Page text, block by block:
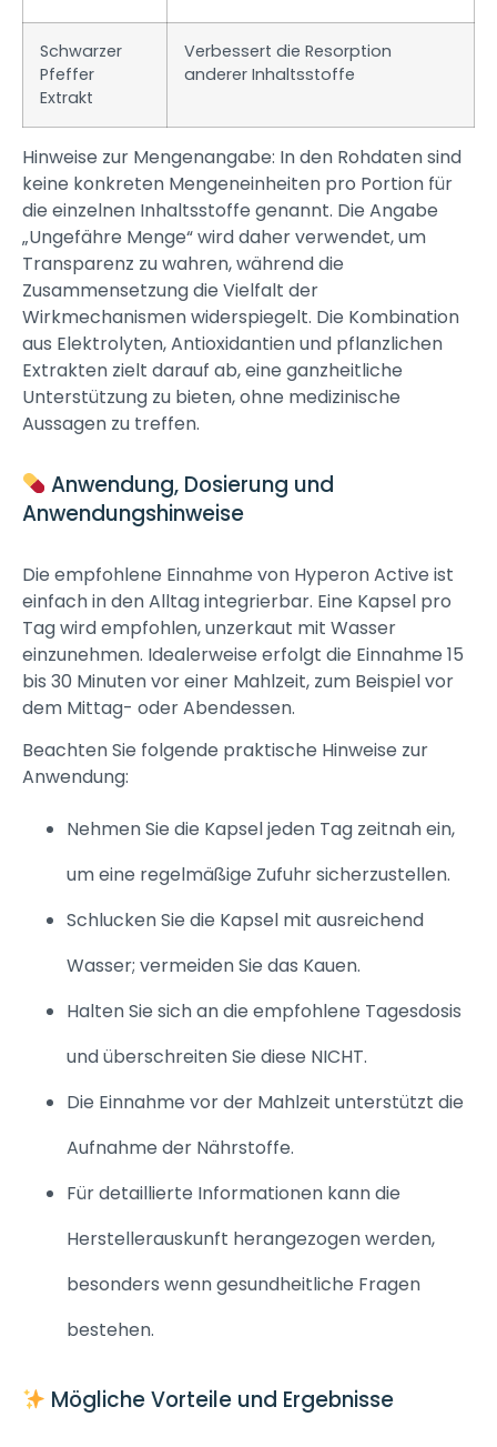
Schwarzer
Pfeffer
Extrakt
Verbessert die Resorption
anderer Inhaltsstoffe
Hinweise zur Mengenangabe: In den Rohdaten sind
keine konkreten Mengeneinheiten pro Portion für
die einzelnen Inhaltsstoffe genannt. Die Angabe
„Ungefähre Menge“ wird daher verwendet, um
Transparenz zu wahren, während die
Zusammensetzung die Vielfalt der
Wirkmechanismen widerspiegelt. Die Kombination
aus Elektrolyten, Antioxidantien und pflanzlichen
Extrakten zielt darauf ab, eine ganzheitliche
Unterstützung zu bieten, ohne medizinische
Aussagen zu treffen.
Anwendung, Dosierung und
Anwendungshinweise
Die empfohlene Einnahme von Hyperon Active ist
einfach in den Alltag integrierbar. Eine Kapsel pro
Tag wird empfohlen, unzerkaut mit Wasser
einzunehmen. Idealerweise erfolgt die Einnahme 15
bis 30 Minuten vor einer Mahlzeit, zum Beispiel vor
dem Mittag- oder Abendessen.
Beachten Sie folgende praktische Hinweise zur
Anwendung:
Nehmen Sie die Kapsel jeden Tag zeitnah ein,
um eine regelmäßige Zufuhr sicherzustellen.
Schlucken Sie die Kapsel mit ausreichend
Wasser; vermeiden Sie das Kauen.
Halten Sie sich an die empfohlene Tagesdosis
und überschreiten Sie diese NICHT.
Die Einnahme vor der Mahlzeit unterstützt die
Aufnahme der Nährstoffe.
Für detaillierte Informationen kann die
Herstellerauskunft herangezogen werden,
besonders wenn gesundheitliche Fragen
bestehen.
Mögliche Vorteile und Ergebnisse